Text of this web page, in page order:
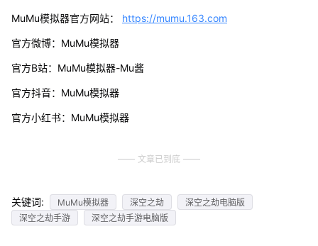
MuMu模拟器官方网站： https://mumu.163.com
官方微博：MuMu模拟器
官方B站：MuMu模拟器-Mu酱
官方抖音：MuMu模拟器
官方小红书：MuMu模拟器
文章已到底
关键词: MuMu模拟器 深空之劫
深空之劫电脑版
深空之劫手游
深空之劫手游电脑版